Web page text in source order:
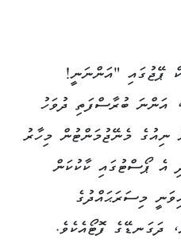
ޕޭޖުގައި "އަންނަނީ!
އަންނަ ބުރާސްފަތި ދުވަހު
ނިއުގެ މެނޭޖުމަންޓުން މިހާރު
އެ ޕޯސްޓުގައި ކާކުކަން
މިސަރަޙައްދުގެ
ދަގަނޑޭގެ ފޮޓޯއެކެވެ.